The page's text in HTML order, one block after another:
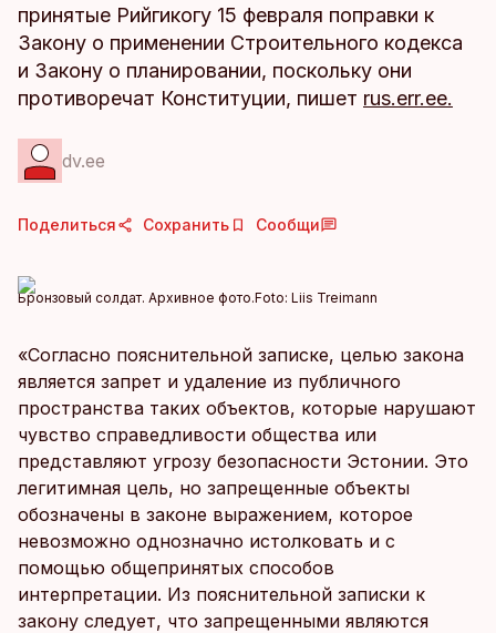
принятые Рийгикогу 15 февраля поправки к
Закону о применении Строительного кодекса
и Закону о планировании, поскольку они
противоречат Конституции, пишет rus.err.ee.
dv.ee
Поделиться Сохранить Сообщи
Бронзовый солдат. Архивное фото.Foto: Liis Treimann
«Согласно пояснительной записке, целью закона
является запрет и удаление из публичного
пространства таких объектов, которые нарушают
чувство справедливости общества или
представляют угрозу безопасности Эстонии. Это
легитимная цель, но запрещенные объекты
обозначены в законе выражением, которое
невозможно однозначно истолковать и с
помощью общепринятых способов
интерпретации. Из пояснительной записки к
закону следует, что запрещенными являются